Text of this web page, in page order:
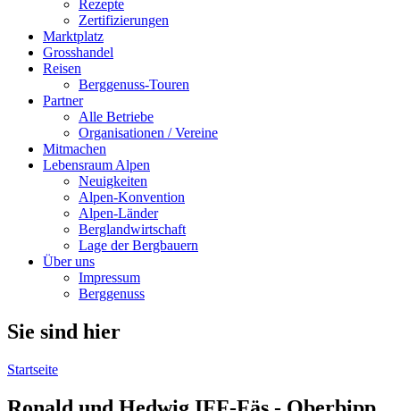
Rezepte
Zertifizierungen
Marktplatz
Grosshandel
Reisen
Berggenuss-Touren
Partner
Alle Betriebe
Organisationen / Vereine
Mitmachen
Lebensraum Alpen
Neuigkeiten
Alpen-Konvention
Alpen-Länder
Berglandwirtschaft
Lage der Bergbauern
Über uns
Impressum
Berggenuss
Sie sind hier
Startseite